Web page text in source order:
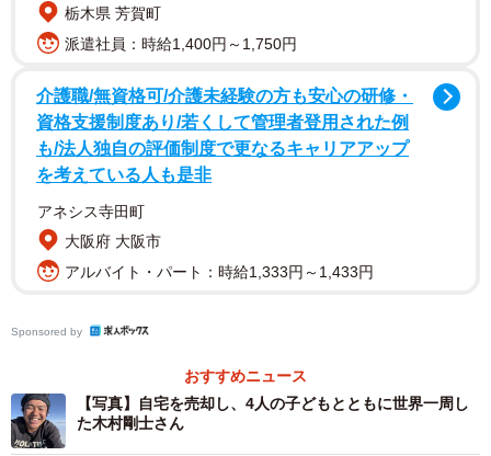
の13カ国を回った木村剛士さんに詳しく話を聞きました。
てください
私は今年で50歳になる子どもたちの父で、17歳の長女、14
歳の長男、12歳の次女、9歳の次男と5人家族です。
栃木県 芳賀町
派遣社員：時給1,400円～1,750円
介護職/無資格可/介護未経験の方も安心の研修・
資格支援制度あり/若くして管理者登用された例
も/法人独自の評価制度で更なるキャリアアップ
を考えている人も是非
アネシス寺田町
大阪府 大阪市
アルバイト・パート：時給1,333円～1,433円
Sponsored by
おすすめニュース
【写真】自宅を売却し、4人の子どもとともに世界一周し
た木村剛士さん